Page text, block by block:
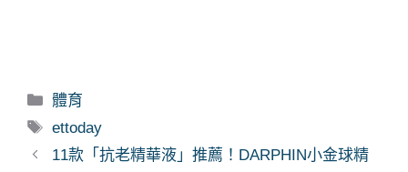
分
類
體育
標
籤
ettoday
11款「抗老精華液」推薦！DARPHIN小金球精